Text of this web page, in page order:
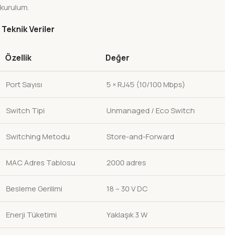
kurulum.
Teknik Veriler
Özellik Değer
Port Sayısı 5 × RJ45 (10/100 Mbps)
Switch Tipi Unmanaged / Eco Switch
Switching Metodu Store-and-Forward
MAC Adres Tablosu 2000 adres
Besleme Gerilimi 18 – 30 V DC
Enerji Tüketimi Yaklaşık 3 W